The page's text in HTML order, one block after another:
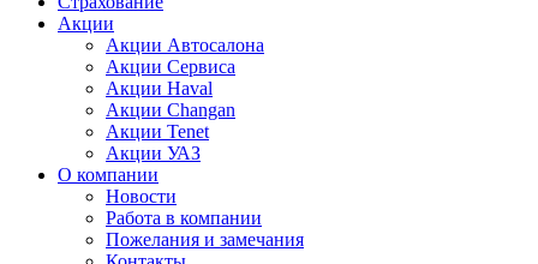
Акции
Акции Автосалона
Акции Сервиса
Акции Haval
Акции Changan
Акции Tenet
Акции УАЗ
О компании
Новости
Работа в компании
Пожелания и замечания